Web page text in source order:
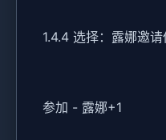
1.4.4 选择：露娜邀
参加 - 露娜+1